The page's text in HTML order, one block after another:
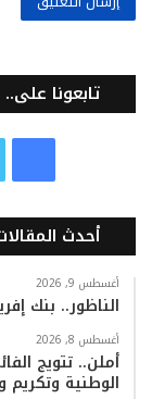
تابعونا على..
س
ب
ك
أحدث
أغسطس 9, 2026
الناظور.. بنك
أغسطس 8, 2026
الوطنية